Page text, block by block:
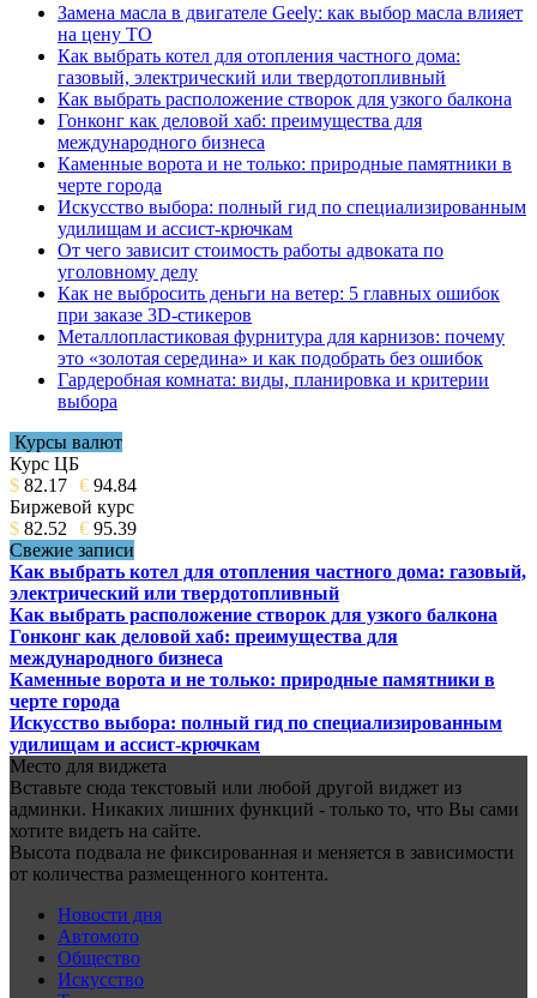
Замена масла в двигателе Geely: как выбор масла влияет
на цену ТО
Как выбрать котел для отопления частного дома:
газовый, электрический или твердотопливный
Как выбрать расположение створок для узкого балкона
Гонконг как деловой хаб: преимущества для
международного бизнеса
Каменные ворота и не только: природные памятники в
черте города
Искусство выбора: полный гид по специализированным
удилищам и ассист-крючкам
От чего зависит стоимость работы адвоката по
уголовному делу
Как не выбросить деньги на ветер: 5 главных ошибок
при заказе 3D-стикеров
Металлопластиковая фурнитура для карнизов: почему
это «золотая середина» и как подобрать без ошибок
Гардеробная комната: виды, планировка и критерии
выбора
Курсы валют
Курс ЦБ
$ 82.17 € 94.84
Биржевой курс
$ 82.52 € 95.39
Свежие записи
Как выбрать котел для отопления частного дома: газовый,
электрический или твердотопливный
Как выбрать расположение створок для узкого балкона
Гонконг как деловой хаб: преимущества для
международного бизнеса
Каменные ворота и не только: природные памятники в
черте города
Искусство выбора: полный гид по специализированным
удилищам и ассист-крючкам
Место для виджета
Вставьте сюда текстовый или любой другой виджет из
админки. Никаких лишних функций - только то, что Вы сами
хотите видеть на сайте.
Высота подвала не фиксированная и меняется в зависимости
от количества размещенного контента.
Новости дня
Автомото
Общество
Искусство